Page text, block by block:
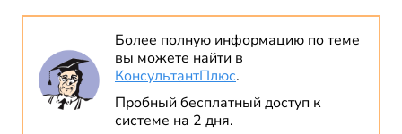
Более полную информацию по теме
вы можете найти в
КонсультантПлюс.
Пробный бесплатный доступ к
системе на 2 дня.